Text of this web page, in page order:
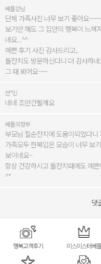
베틀강남
단체 가족사진 너무 보기 좋아요~~~~
보기만 해도 그 집안의 행복이 느껴
네요...^^
예쁜 후기 사진 감사드리고,.
돌잔치도 방문하신다니 더 감사하
그 때 뵈어요~~~
안*민
네네 조만간뵐께요
베틀의정부
부모님 칠순잔치에 도움이되었다
가족모두 한복입은 모습이 너무 보
보이네요~
항상 건강하시고 돌잔치때에도 예
^*
댓
행복고객후기 미스미스터베틀